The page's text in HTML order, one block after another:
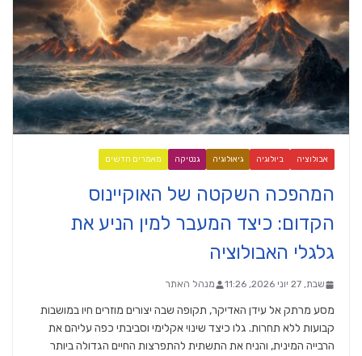
אבולוציה ביולוגיה גיאולוגיה גנטיקה מאמרים חדשים
המהפכה השקטה של האוקיינוס
הקדום: כיצד המעבר למין הניע את
גלגלי האבולוציה
שבת, 27 יוני 2026, 11:26 מנהל האתר
מסע מרתק אל עידן האדיקר, תקופה שבה יצורים מוזרים חיו במושבות
קבועות ללא תחרות. גלו כיצד שינוי אקלימי וסביבתי כפה עליהם את
הרבייה המינית, והניח את התשתית להתפרצות החיים הגדולה ביותר